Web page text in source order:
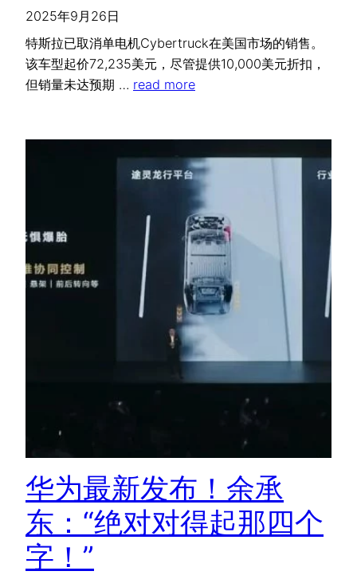
2025年9月26日
特斯拉已取消单电机Cybertruck在美国市场的销售。
该车型起价72,235美元，尽管提供10,000美元折扣，
但销量未达预期 … read more
华为最新发布！余承
东：“绝对对得起那四个
字！”